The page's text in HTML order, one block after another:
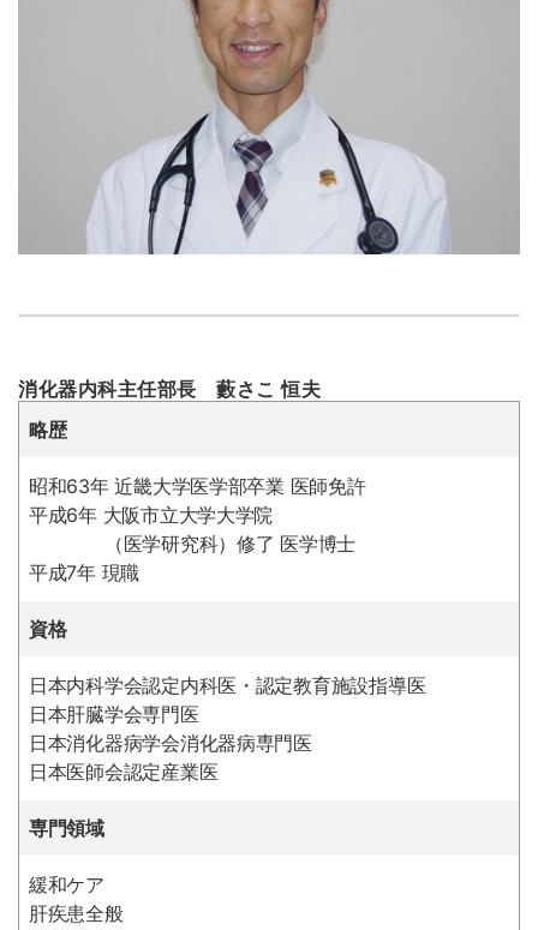
消化器内科主任部長 藪さこ 恒夫
略歴
昭和63年 近畿大学医学部卒業 医師免許
平成6年 大阪市立大学大学院
（医学研究科）修了 医学博士
平成7年 現職
資格
日本内科学会認定内科医・認定教育施設指導医
日本肝臓学会専門医
日本消化器病学会消化器病専門医
日本医師会認定産業医
専門領域
緩和ケア
肝疾患全般